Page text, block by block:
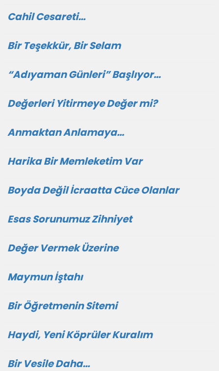
Cahil Cesareti…
Bir Teşekkür, Bir Selam
“Adıyaman Günleri” Başlıyor…
Değerleri Yitirmeye Değer mi?
Anmaktan Anlamaya…
Harika Bir Memleketim Var
Boyda Değil İcraatta Cüce Olanlar
Esas Sorunumuz Zihniyet
Değer Vermek Üzerine
Maymun İştahı
Bir Öğretmenin Sitemi
Haydi, Yeni Köprüler Kuralım
Bir Vesile Daha…